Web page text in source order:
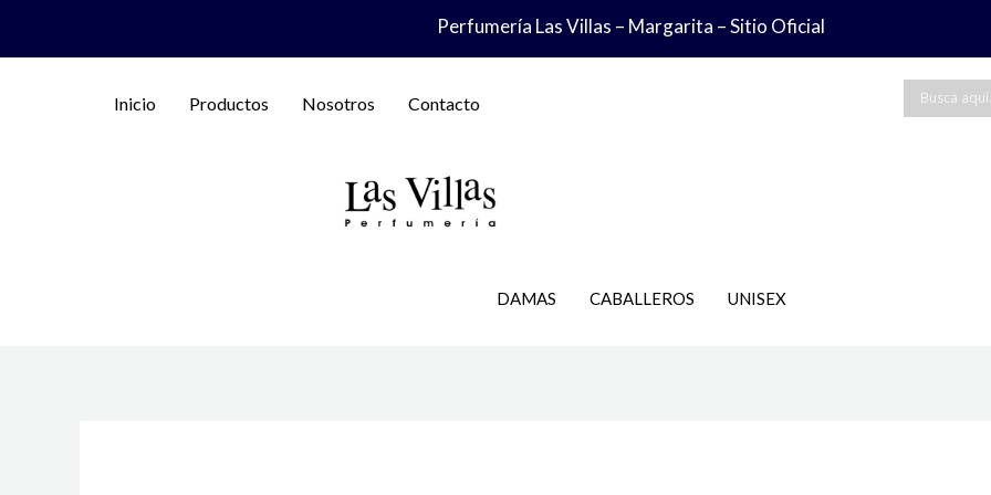
Perfumería Las Villas – Margarita – Sitio Oficial
Inicio Productos Nosotros Contacto
DAMAS CABALLEROS UNISEX